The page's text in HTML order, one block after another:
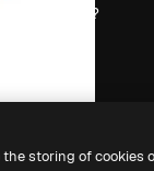
magnific.ai?
storing of cookies